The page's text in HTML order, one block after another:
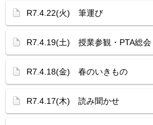
R7.4.22(火) 筆運び
R7.4.19(土) 授業参観・PTA総会
R7.4.18(金) 春のいきもの
R7.4.17(木) 読み聞かせ